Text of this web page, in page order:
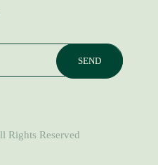
Rights Reserved